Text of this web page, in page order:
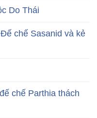
Do Thái
chế Sasanid và kẻ
chế Parthia thách